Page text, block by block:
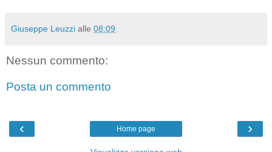
Giuseppe Leuzzi alle 08:09
Nessun commento:
Posta un commento
‹ ›
Home page